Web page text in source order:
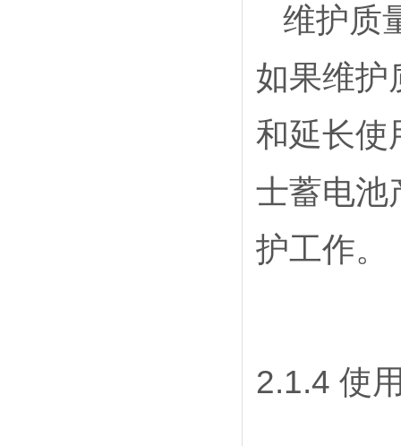
维护质
如果维护
和延长使
士蓄电池
护工作。
2.1.4 使